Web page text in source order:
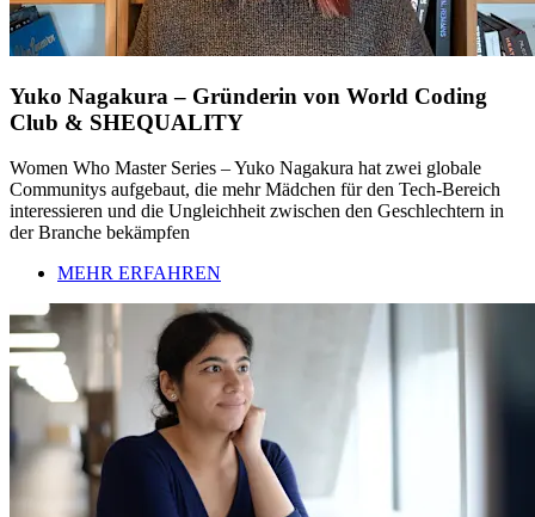
Yuko Nagakura – Gründerin von World Coding
Club & SHEQUALITY
Women Who Master Series – Yuko Nagakura hat zwei globale
Communitys aufgebaut, die mehr Mädchen für den Tech-Bereich
interessieren und die Ungleichheit zwischen den Geschlechtern in
der Branche bekämpfen
MEHR ERFAHREN